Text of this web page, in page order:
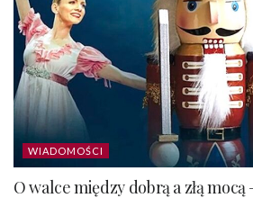
WIADOMOŚCI
O walce między dobrą a złą mocą